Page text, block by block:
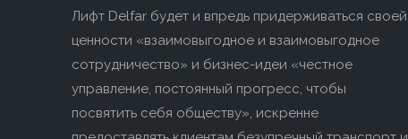
Лифт Delfar будет и впредь придерживаться своей
ценности «взаимовыгодное и взаимовыгодное
сотрудничество» и бизнес-идеи «честное
управление, постоянный прогресс, чтобы
посвятить себя обществу», искренне